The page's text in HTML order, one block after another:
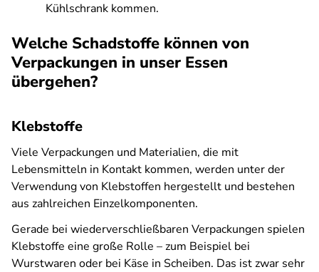
Kühlschrank kommen.
Welche Schadstoffe können von
Verpackungen in unser Essen
übergehen?
Klebstoffe
Viele Verpackungen und Materialien, die mit
Lebensmitteln in Kontakt kommen, werden unter der
Verwendung von Klebstoffen hergestellt und bestehen
aus zahlreichen Einzelkomponenten.
Gerade bei wiederverschließbaren Verpackungen spielen
Klebstoffe eine große Rolle – zum Beispiel bei
Wurstwaren oder bei Käse in Scheiben. Das ist zwar sehr